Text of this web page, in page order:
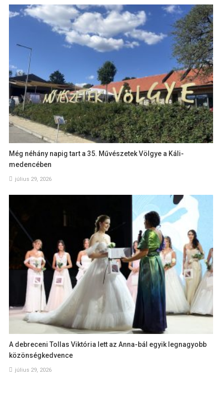
Még néhány napig tart a 35. Művészetek Völgye a Káli-
medencében
július 29, 2026
A debreceni Tollas Viktória lett az Anna-bál egyik legnagyobb
közönségkedvence
július 29, 2026